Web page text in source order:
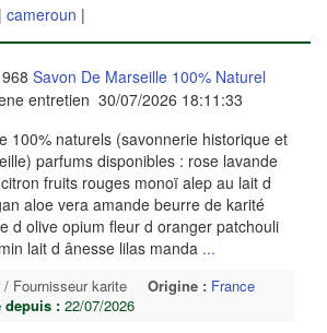
| cameroun |
Savon De Marseille 100% Naturel
entretien 30/07/2026 18:11:33
100% naturels (savonnerie historique et
parfums disponibles : rose lavande
fruits rouges monoï alep au lait d
aloe vera amande beurre de karité
d olive opium fleur d oranger patchouli
lait d ânesse lilas manda ...
/ Fournisseur karite Origine : France
depuis : 22/07/2026